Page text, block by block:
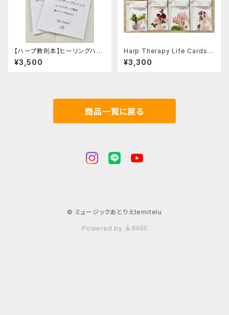
【ハープ教則本】ヒーリングハー
プメソッド ヒーリングハープ教
本〜癒しのハープをあなたに〜
¥3,500
Harp Therapy Life Cards
（ハープセラピーライフカード） /
オラクルカード
¥3,300
商品一覧に戻る
© ミュージックあとりえtemitelu
Powered by